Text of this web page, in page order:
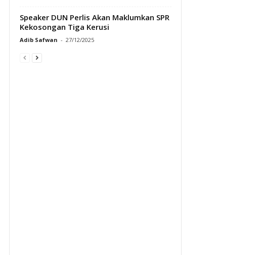
Speaker DUN Perlis Akan Maklumkan SPR
Kekosongan Tiga Kerusi
Adib Safwan - 27/12/2025